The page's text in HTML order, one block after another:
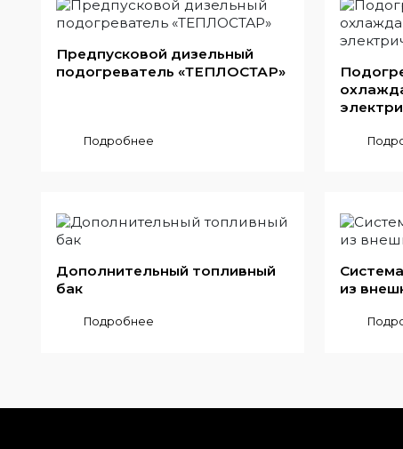
Предпусковой дизельный
подогреватель «ТЕПЛОСТАР»
Подробнее
Дополнительный топливный
бак
Подробнее
из